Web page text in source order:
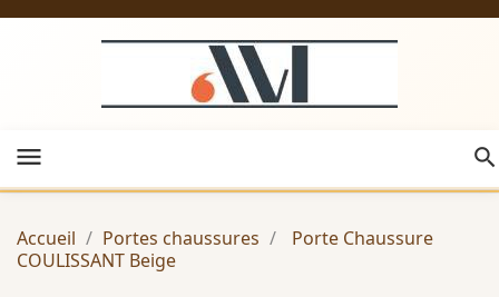
menu
Accueil Portes chaussures
Porte Chaussure
COULISSANT Beige